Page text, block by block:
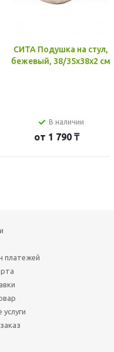
СИТА Подушка на стул,
бежевый, 38/35x38x2 см
В наличии
от 1 790 ₸
платежей